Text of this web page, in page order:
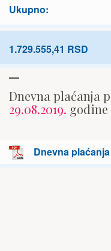
Ukupno:
1.729.555,41 RSD
Dnevna plaćanja
29.08.2019. godine
Dnevna